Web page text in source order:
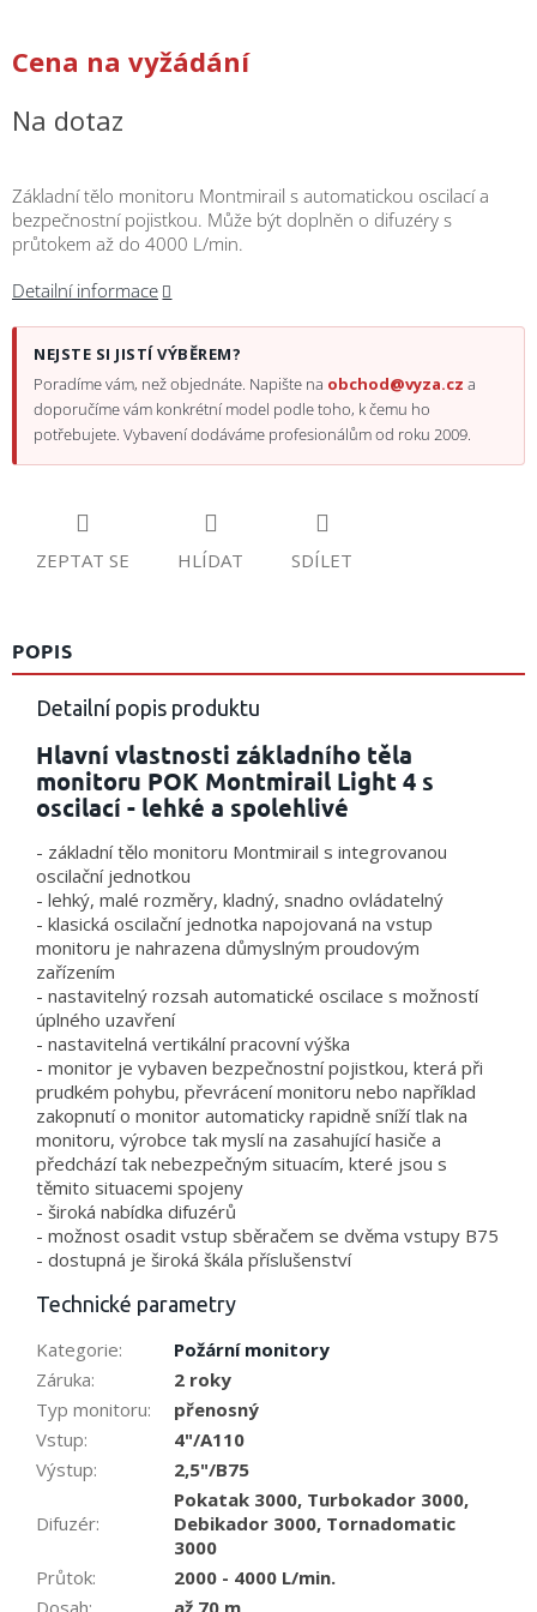
Přihlášení
Cena na vyžádání
Na dotaz
Základní tělo monitoru Montmirail s automatickou oscilací a
bezpečnostní pojistkou. Může být doplněn o difuzéry s
průtokem až do 4000 L/min.
Detailní informace
NEJSTE SI JISTÍ VÝBĚREM?
Poradíme vám, než objednáte. Napište na obchod@vyza.cz a
doporučíme vám konkrétní model podle toho, k čemu ho
potřebujete. Vybavení dodáváme profesionálům od roku 2009.
ZEPTAT SE HLÍDAT SDÍLET
POPIS
Detailní popis produktu
Hlavní vlastnosti základního těla
monitoru POK Montmirail Light 4 s
oscilací - lehké a spolehlivé
- základní tělo monitoru Montmirail s integrovanou
oscilační jednotkou
- lehký, malé rozměry, kladný, snadno ovládatelný
- klasická oscilační jednotka napojovaná na vstup
monitoru je nahrazena důmyslným proudovým
zařízením
- nastavitelný rozsah automatické oscilace s možností
úplného uzavření
- nastavitelná vertikální pracovní výška
- monitor je vybaven bezpečnostní pojistkou, která při
prudkém pohybu, převrácení monitoru nebo například
zakopnutí o monitor automaticky rapidně sníží tlak na
monitoru, výrobce tak myslí na zasahující hasiče a
předchází tak nebezpečným situacím, které jsou s
těmito situacemi spojeny
- široká nabídka difuzérů
- možnost osadit vstup sběračem se dvěma vstupy B75
- dostupná je široká škála příslušenství
Technické parametry
Kategorie:
Požární monitory
Záruka:
2 roky
Typ monitoru:
přenosný
Vstup:
4"/A110
Výstup: 2,5"/B75
Difuzér:
Pokatak 3000, Turbokador 3000,
Debikador 3000, Tornadomatic
3000
Průtok:
2000 - 4000 L/min.